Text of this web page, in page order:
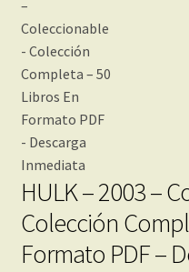
HULK – 2003 –
Colección
Formato PDF –